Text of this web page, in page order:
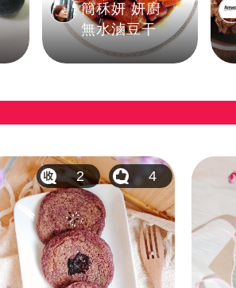
簡秝妍 妍廚
無水滷豆干
2 4